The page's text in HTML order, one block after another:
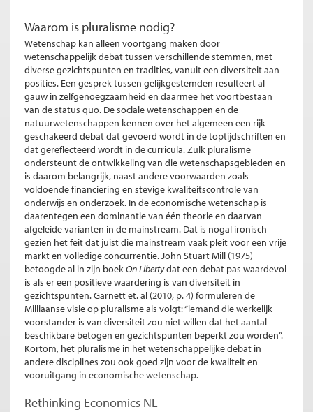
Waarom is pluralisme nodig?
Wetenschap kan alleen voortgang maken door
wetenschappelijk debat tussen verschillende stemmen, met
diverse gezichtspunten en tradities, vanuit een diversiteit aan
posities. Een gesprek tussen gelijkgestemden resulteert al
gauw in zelfgenoegzaamheid en daarmee het voortbestaan
van de status quo. De sociale wetenschappen en de
natuurwetenschappen kennen over het algemeen een rijk
geschakeerd debat dat gevoerd wordt in de toptijdschriften en
dat gereflecteerd wordt in de curricula. Zulk pluralisme
ondersteunt de ontwikkeling van die wetenschapsgebieden en
is daarom belangrijk, naast andere voorwaarden zoals
voldoende financiering en stevige kwaliteitscontrole van
onderwijs en onderzoek. In de economische wetenschap is
daarentegen een dominantie van één theorie en daarvan
afgeleide varianten in de mainstream. Dat is nogal ironisch
gezien het feit dat juist die mainstream vaak pleit voor een vrije
markt en volledige concurrentie. John Stuart Mill (1975)
betoogde al in zijn boekOn Libertydat een debat pas waardevol
is als er een positieve waardering is van diversiteit in
gezichtspunten. Garnett et. al (2010, p. 4) formuleren de
Milliaanse visie op pluralisme als volgt: “iemand die werkelijk
voorstander is van diversiteit zou niet willen dat het aantal
beschikbare betogen en gezichtspunten beperkt zou worden”.
Kortom, het pluralisme in het wetenschappelijke debat in
andere disciplines zou ook goed zijn voor de kwaliteit en
vooruitgang in economische wetenschap.
Rethinking Economics NL